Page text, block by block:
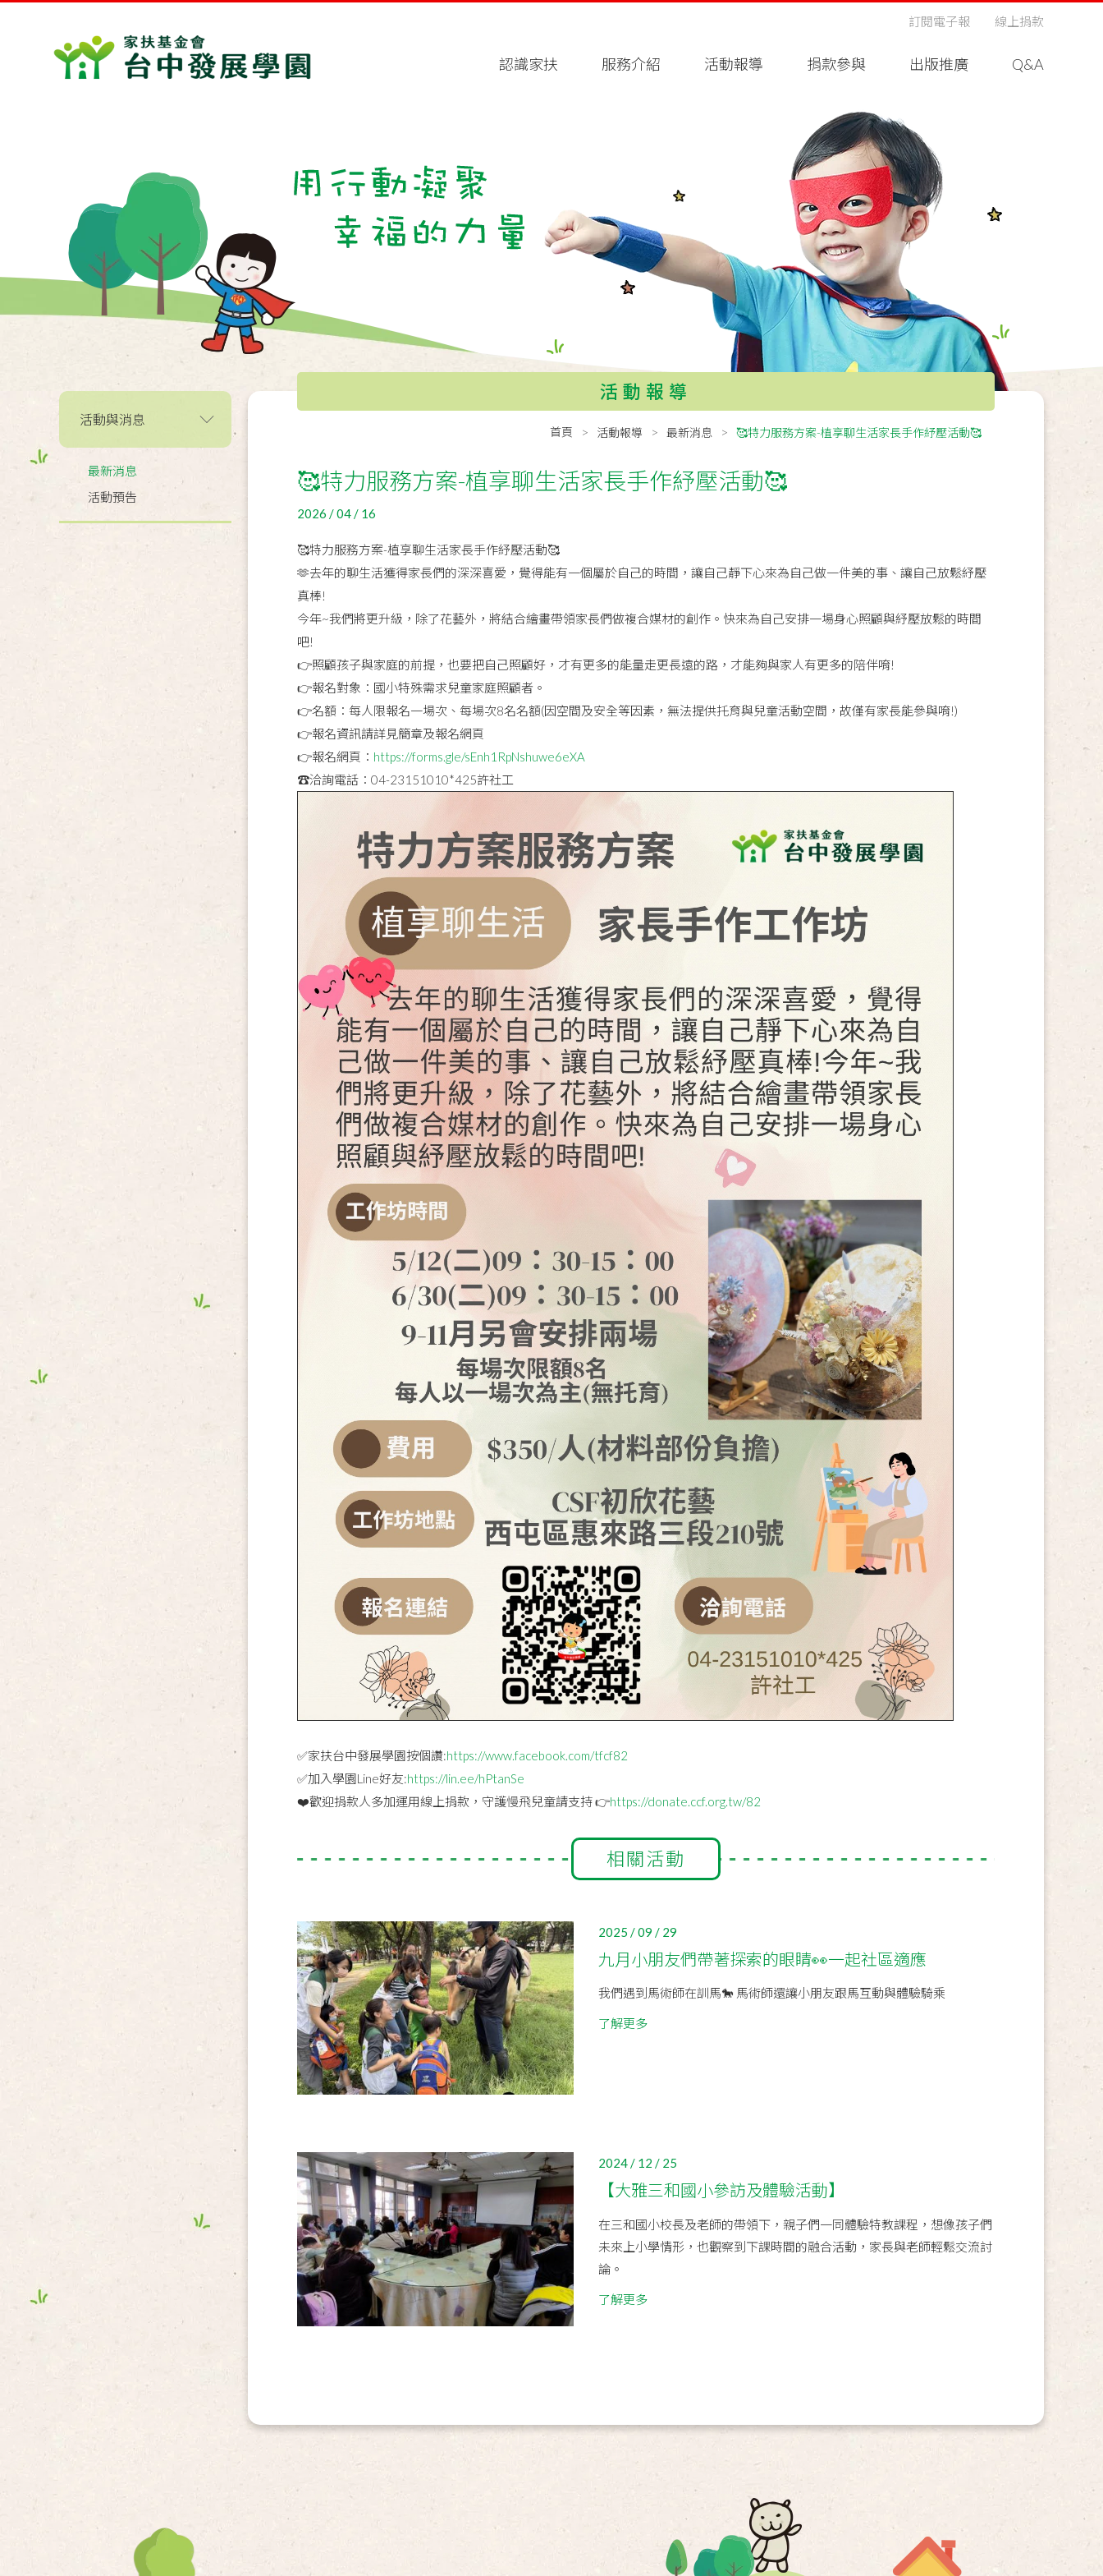
認識家扶 服務介紹 活動報導 捐款參與 出版推廣 Q&A
訂閱電子報 線上捐款
活動與消息
最新消息
活動預告
活動報導
首頁 活動報導 最新消息 🥰特力服務方案-植享聊生活家長手作紓壓活動🥰
🥰特力服務方案-植享聊生活家長手作紓壓活動🥰
2026 / 04 / 16
🥰特力服務方案-植享聊生活家長手作紓壓活動🥰
🫶去年的聊生活獲得家長們的深深喜愛，覺得能有一個屬於自己的時間，讓自己靜下心來為自己做一件美的事、讓自己放鬆紓壓
真棒!
今年~我們將更升級，除了花藝外，將結合繪畫帶領家長們做複合媒材的創作。快來為自己安排一場身心照顧與紓壓放鬆的時間
吧!
👉照顧孩子與家庭的前提，也要把自己照顧好，才有更多的能量走更長遠的路，才能夠與家人有更多的陪伴唷!
👉報名對象：國小特殊需求兒童家庭照顧者。
👉名額：每人限報名一場次、每場次8名名額(因空間及安全等因素，無法提供托育與兒童活動空間，故僅有家長能參與唷!)
👉報名資訊請詳見簡章及報名網頁
👉報名網頁： https://forms.gle/sEnh1RpNshuwe6eXA
☎️洽詢電話：04-23151010*425許社工
✅家扶台中發展學園按個讚:https://www.facebook.com/tfcf82
✅加入學園Line好友:https://lin.ee/hPtanSe
❤️歡迎捐款人多加運用線上捐款，守護慢飛兒童請支持 👉https://donate.ccf.org.tw/82
相關活動
2025 / 09 / 29
九月小朋友們帶著探索的眼睛👀一起社區適應
我們遇到馬術師在訓馬🐎 馬術師還讓小朋友跟馬互動與體驗騎乘
了解更多
2024 / 12 / 25
【大雅三和國小參訪及體驗活動】
在三和國小校長及老師的帶領下，親子們一同體驗特教課程，想像孩子們
未來上小學情形，也觀察到下課時間的融合活動，家長與老師輕鬆交流討
論。
了解更多